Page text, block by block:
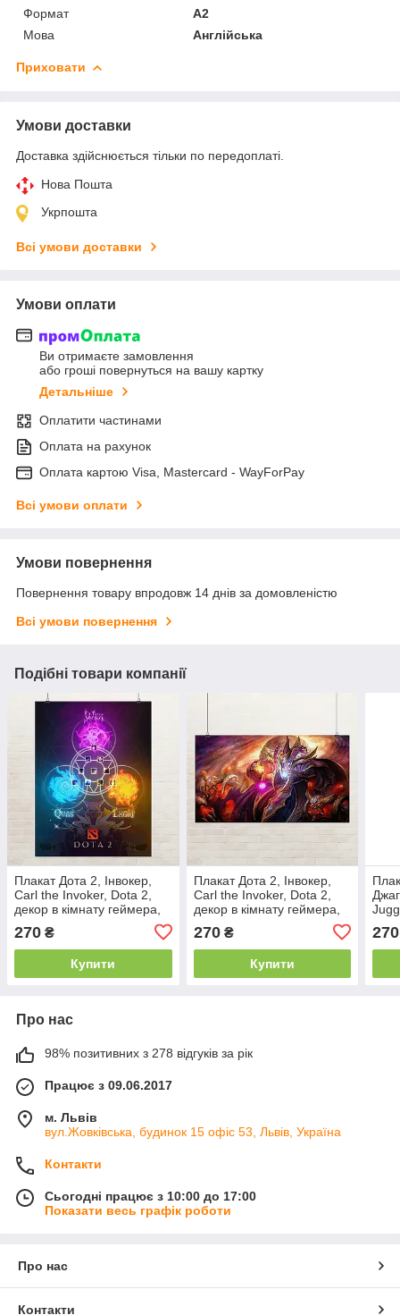
Формат
A2
Мова
Англійська
Приховати
Умови доставки
Доставка здійснюється тільки по передоплаті.
Нова Пошта
Укрпошта
Всі умови доставки
Умови оплати
Ви отримаєте замовлення
або гроші повернуться на вашу картку
Детальніше
Оплатити частинами
Оплата на рахунок
Оплата картою Visa, Mastercard - WayForPay
Всі умови оплати
Умови повернення
Повернення товару впродовж 14 днів за домовленістю
Всі умови повернення
Подібні товари компанії
Плакат Дота 2, Інвокер,
Carl the Invoker, Dota 2,
декор в кімнату геймера,
270 ₴
Купити
Плакат Дота 2, Інвокер,
Carl the Invoker, Dota 2,
декор в кімнату геймера,
270₴
Купити
270
Про нас
98% позитивних з 278 відгуків за рік
Працює з 09.06.2017
м. Львів
вул.Жовківська, будинок 15 офіс 53, Львів, Україна
Контакти
Сьогодні працює з 10:00 до 17:00
Показати весь графік роботи
Про нас
Контакти